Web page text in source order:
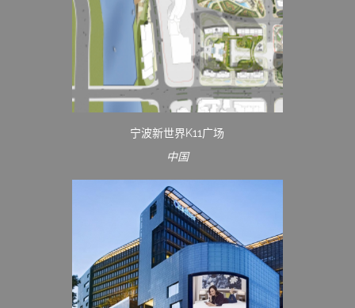
宁波新世界K11广场
中国